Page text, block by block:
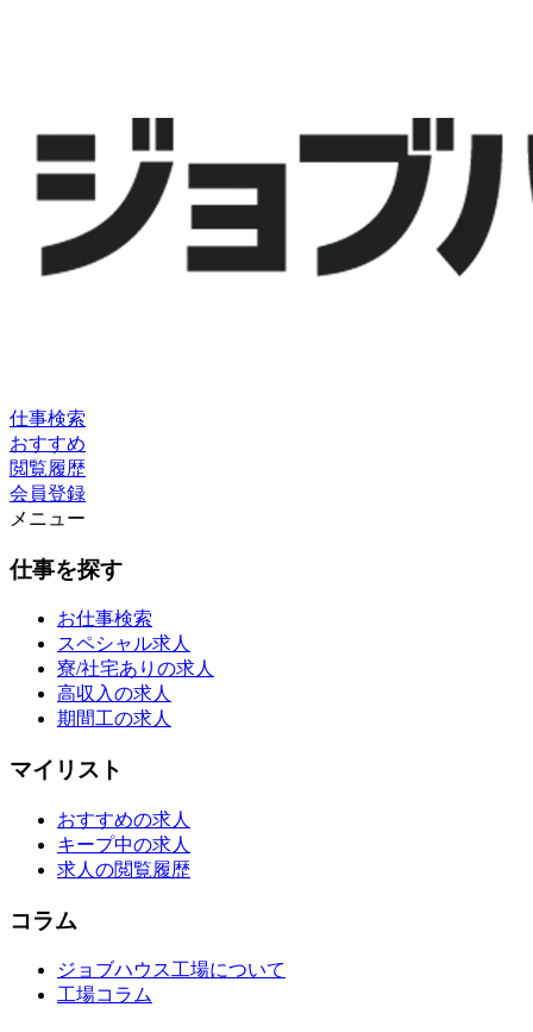
仕事検索
おすすめ
閲覧履歴
会員登録
メニュー
仕事を探す
お仕事検索
スペシャル求人
寮/社宅ありの求人
高収入の求人
期間工の求人
マイリスト
おすすめの求人
キープ中の求人
求人の閲覧履歴
コラム
ジョブハウス工場について
工場コラム